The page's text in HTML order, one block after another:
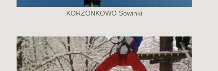
KORZONKOWO Sowinki